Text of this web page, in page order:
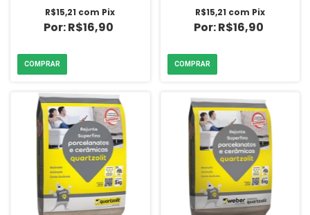
R$16,90
R$15,21 com Pix
R$16,90
R$15,21 com Pix